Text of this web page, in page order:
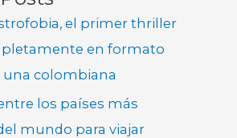
el primer thriller
en formato
una colombiana
los países más
mundo para viajar